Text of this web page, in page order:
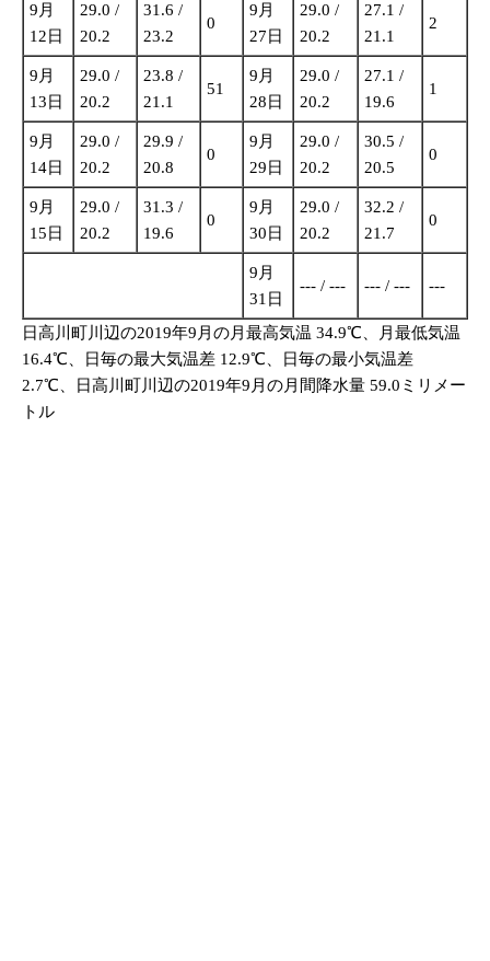
9月
12日
29.0 /
20.2
31.6 /
23.2
0
9月
27日
29.0 /
20.2
27.1 /
21.1
2
9月
13日
29.0 /
20.2
23.8 /
21.1
51
9月
28日
29.0 /
20.2
27.1 /
19.6
1
9月
14日
29.0 /
20.2
29.9 /
20.8
0
9月
29日
29.0 /
20.2
30.5 /
20.5
0
9月
15日
29.0 /
20.2
31.3 /
19.6
0
9月
30日
29.0 /
20.2
32.2 /
21.7
0
9月
31日
--- / --- --- / --- ---
日高川町川辺の2019年9月の月最高気温 34.9℃、月最低気温
16.4℃、日毎の最大気温差 12.9℃、日毎の最小気温差
2.7℃、日高川町川辺の2019年9月の月間降水量 59.0ミリメー
トル